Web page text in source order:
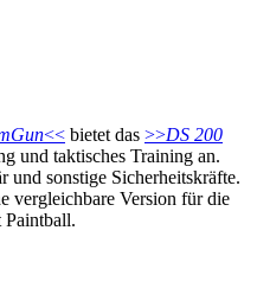
<< bietet das >>DS 200
und taktisches Training an.
und sonstige Sicherheitskräfte.
vergleichbare Version für die
Paintball.